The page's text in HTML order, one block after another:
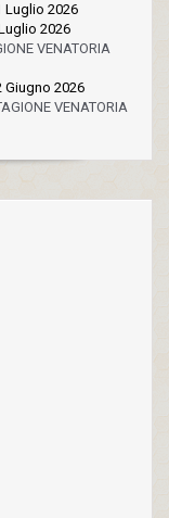
Luglio 2026
2026
VENATORIA
Giugno 2026
VENATORIA